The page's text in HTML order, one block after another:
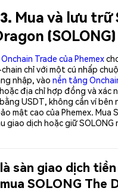
Mua và lưu trữ
Trade của Phemex
chỉ với một cú nhấp
nhập, vào nền tảng
địa chỉ hợp đồng và xác
USDT, không cần ví
mật cao của Phemex. Mua
giao dịch hoặc giữ SOLONG
là sàn giao dịch
SOLONG The